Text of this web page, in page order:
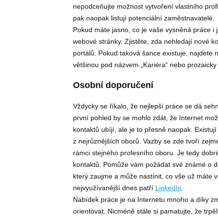
nepodceňujte možnost vytvoření vlastního
pak naopak listují potenciální zaměstnavatelé.
Pokud máte jasno, co je vaše vysněná práce
webové stránky. Zjistěte, zda nehledají nové
portálů. Pokud taková šance existuje, najdete
většinou pod názvem „Kariéra“ nebo prozaicky
Osobní doporučení
Vždycky se říkalo, že nejlepší práce se dá
první pohled by se mohlo zdát, že Internet
kontaktů ubíjí, ale je to přesně naopak.
z nejrůznějších oborů. Vazby se zde tvoří
rámci stejného profesního oboru. Je tedy
kontaktů. Pomůže vám požádat své známé o
který zaujme a může nastínit, co vše už máte
nejvyužívanější dnes patří LinkedIn
Nabídek práce je na Internetu mnoho a díky
orientovat. Nicméně stále si pamatujte, že